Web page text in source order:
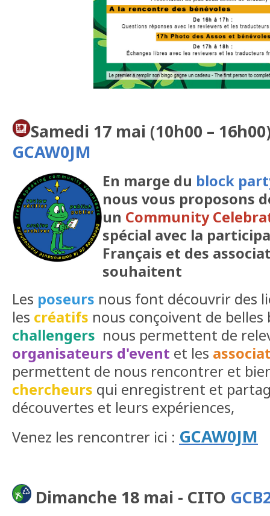
Samedi 17 mai (10h00 –
GCAW0JM
En marge du block
nous vous proposons
un Community
spécial avec la
Français et des
souhaitent
Les poseurs nous font découvrir des
les créatifs nous conçoivent de belles
challengers nous permettent de
organisateurs d'event et les
permettent de nous rencontrer et
chercheurs qui enregistrent et
découvertes et leurs expériences,
Venez les rencontrer ici : GCAW0JM
Dimanche 18 mai - CITO